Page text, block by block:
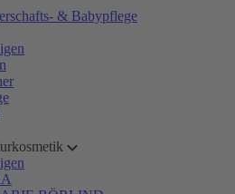
& Babypflege